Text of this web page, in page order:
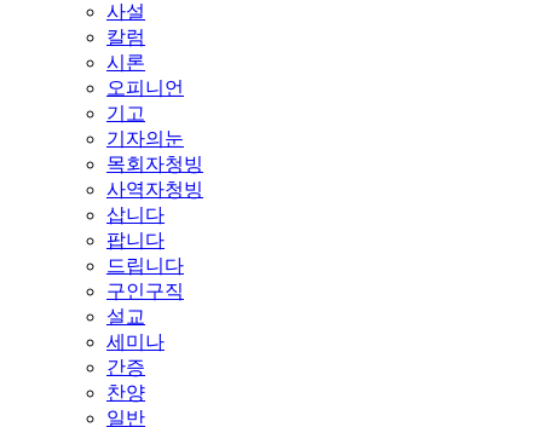
사설
칼럼
시론
오피니언
기고
기자의눈
목회자청빙
사역자청빙
삽니다
팝니다
드립니다
구인구직
설교
세미나
간증
찬양
일반